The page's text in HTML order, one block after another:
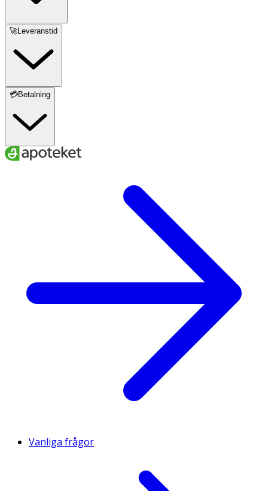
🚀Leveranstid
💳Betalning
Vanliga frågor